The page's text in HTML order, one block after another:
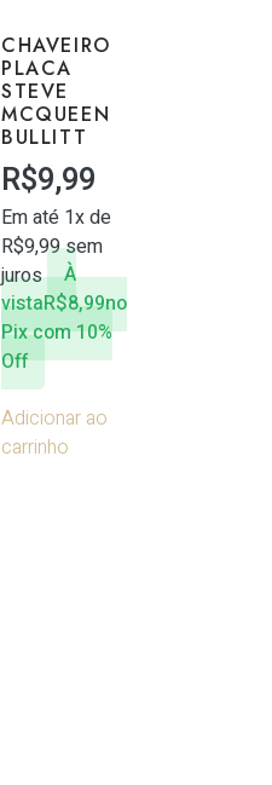
CHAVEIRO
PLACA
STEVE
MCQUEEN
BULLITT
R$9,99
Em até 1x de
R$9,99sem
juros
À
vistaR$8,99no
Pix com 10%
Off
Adicionar ao
carrinho